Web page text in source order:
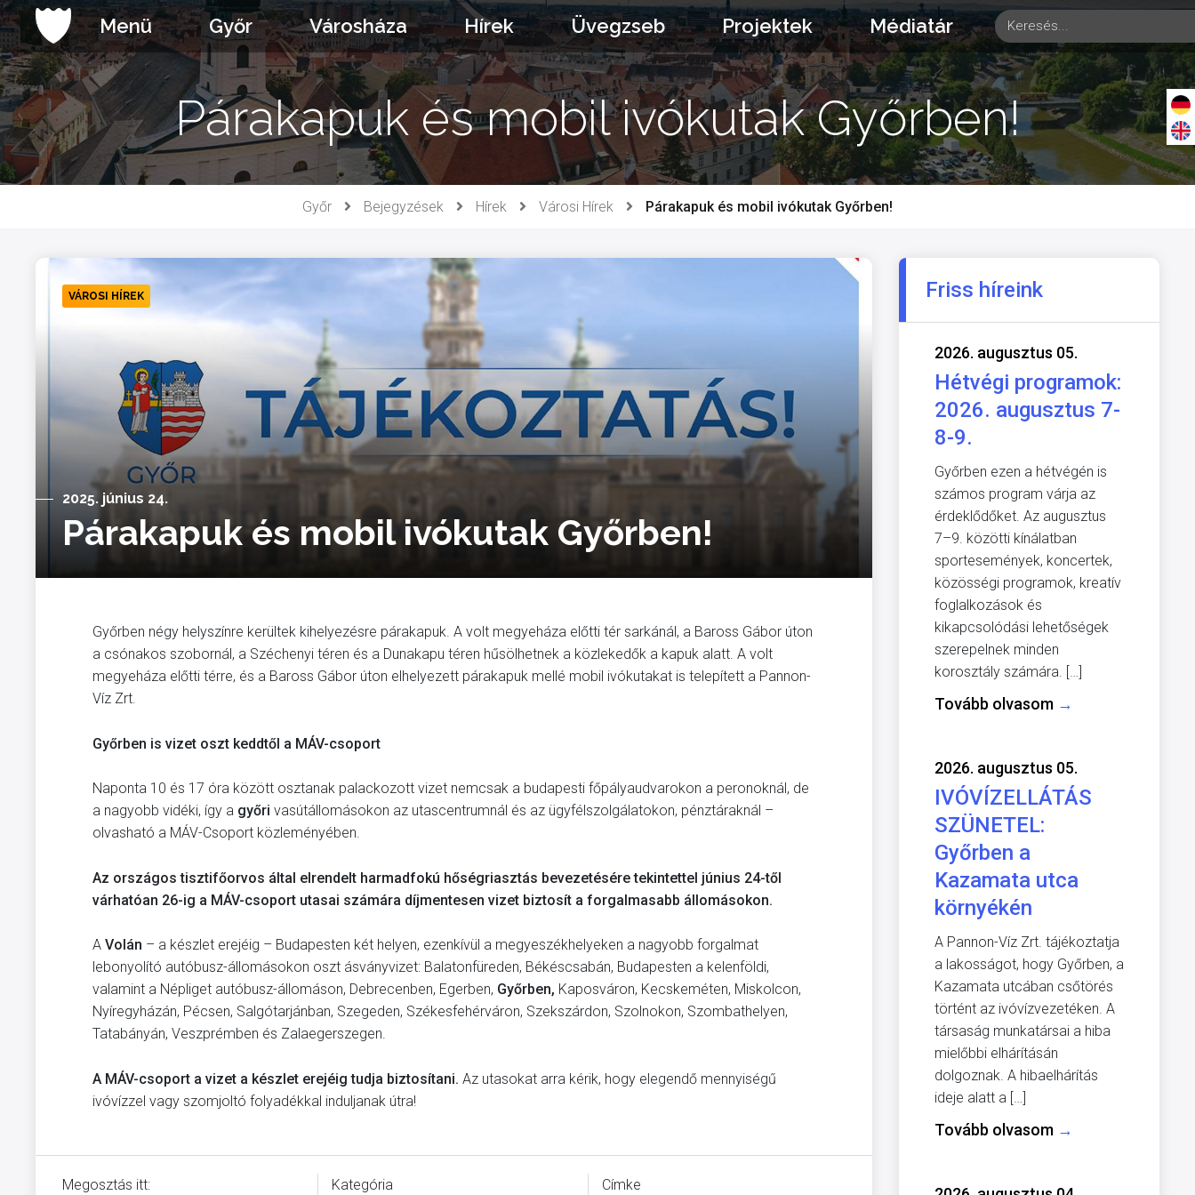
Ugrás
a
tartalomhoz
Menü Győr Városháza Hírek Üvegzseb Projektek Médiatár
Párakapuk és mobil ivókutak Győrben!
Győr Bejegyzések Hírek Városi Hírek Párakapuk és mobil ivókutak Győrben!
VÁROSI HÍREK
2025. június 24.
Párakapuk és mobil ivókutak Győrben!
Győrben négy helyszínre kerültek kihelyezésre párakapuk. A volt megyeháza előtti tér sarkánál, a Baross Gábor úton
a csónakos szobornál, a Széchenyi téren és a Dunakapu téren hűsölhetnek a közlekedők a kapuk alatt. A volt
megyeháza előtti térre, és a Baross Gábor úton elhelyezett párakapuk mellé mobil ivókutakat is telepített a Pannon-
Víz Zrt.
Győrben is vizet oszt keddtől a MÁV-csoport
Naponta 10 és 17 óra között osztanak palackozott vizet nemcsak a budapesti főpályaudvarokon a peronoknál, de
a nagyobb vidéki, így a győri vasútállomásokon az utascentrumnál és az ügyfélszolgálatokon, pénztáraknál –
olvasható a MÁV-Csoport közleményében.
Az országos tisztifőorvos által elrendelt harmadfokú hőségriasztás bevezetésére tekintettel június 24-től
várhatóan 26-ig a MÁV-csoport utasai számára díjmentesen vizet biztosít a forgalmasabb állomásokon.
A Volán –​ a készlet erejéig – Budapesten két helyen, ezenkívül a megyeszékhelyeken a nagyobb forgalmat
lebonyolító autóbusz-állomásokon oszt ásványvizet: Balatonfüreden, Békéscsabán, Budapesten a kelenföldi,
valamint a Népliget autóbusz-állomáson, Debrecenben, Egerben, Győrben, Kaposváron, Kecskeméten, Miskolcon,
Nyíregyházán, Pécsen, Salgótarjánban, Szegeden, Székesfehérváron, Szekszárdon, Szolnokon, Szombathelyen,
Tatabányán, Veszprémben és Zalaegerszegen.
A MÁV-csoport a vizet a készlet erejéig tudja biztosítani. Az utasokat arra kérik, hogy elegendő mennyiségű
ivóvízzel vagy szomjoltó folyadékkal induljanak útra!
Megosztás itt:
Kategória
Címke
Friss híreink
2026. augusztus 05.
Hétvégi programok:
2026. augusztus 7-
8-9.
Győrben ezen a hétvégén is
számos program várja az
érdeklődőket. Az augusztus
7–9. közötti kínálatban
sportesemények, koncertek,
közösségi programok, kreatív
foglalkozások és
kikapcsolódási lehetőségek
szerepelnek minden
korosztály számára. […]
Tovább olvasom →
2026. augusztus 05.
IVÓVÍZELLÁTÁS
SZÜNETEL:
Győrben a
Kazamata utca
környékén
A Pannon-Víz Zrt. tájékoztatja
a lakosságot, hogy Győrben, a
Kazamata utcában csőtörés
történt az ivóvízvezetéken. A
társaság munkatársai a hiba
mielőbbi elhárításán
dolgoznak. A hibaelhárítás
ideje alatt a […]
Tovább olvasom →